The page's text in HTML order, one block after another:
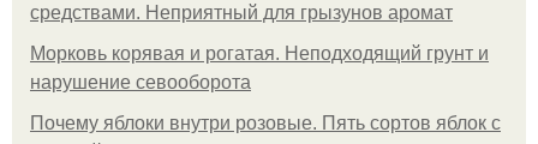
средствами. Неприятный для грызунов аромат
Морковь корявая и рогатая. Неподходящий грунт и
нарушение севооборота
Почему яблоки внутри розовые. Пять сортов яблок с